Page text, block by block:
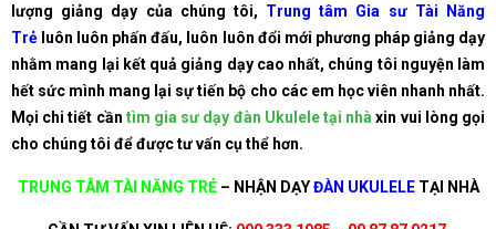
lượng giảng dạy của chúng tôi, Trung tâm Gia sư Tài Năng
Trẻ luôn luôn phấn đấu, luôn luôn đổi mới phương pháp giảng dạy
nhằm mang lại kết quả giảng dạy cao nhất, chúng tôi nguyện làm
hết sức mình mang lại sự tiến bộ cho các em học viên nhanh nhất.
Mọi chi tiết cần tìm gia sư dạy đàn Ukulele tại nhà xin vui lòng gọi
cho chúng tôi để được tư vấn cụ thể hơn.
TRUNG TÂM TÀI NĂNG TRẺ– NHẬN DẠYĐÀN UKULELETẠI NHÀ